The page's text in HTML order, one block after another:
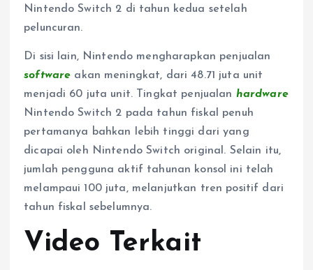
Nintendo Switch 2 di tahun kedua setelah
peluncuran.
Di sisi lain, Nintendo mengharapkan penjualan
software akan meningkat, dari 48.71 juta unit
menjadi 60 juta unit. Tingkat penjualan hardware
Nintendo Switch 2 pada tahun fiskal penuh
pertamanya bahkan lebih tinggi dari yang
dicapai oleh Nintendo Switch original. Selain itu,
jumlah pengguna aktif tahunan konsol ini telah
melampaui 100 juta, melanjutkan tren positif dari
tahun fiskal sebelumnya.
Video Terkait